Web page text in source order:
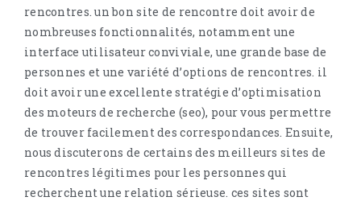
rencontres. un bon site de rencontre doit avoir de
nombreuses fonctionnalités, notamment une
interface utilisateur conviviale, une grande base de
personnes et une variété d’options de rencontres. il
doit avoir une excellente stratégie d’optimisation
des moteurs de recherche (seo), pour vous permettre
de trouver facilement des correspondances. Ensuite,
nous discuterons de certains des meilleurs sites de
rencontres légitimes pour les personnes qui
recherchent une relation sérieuse. ces sites sont